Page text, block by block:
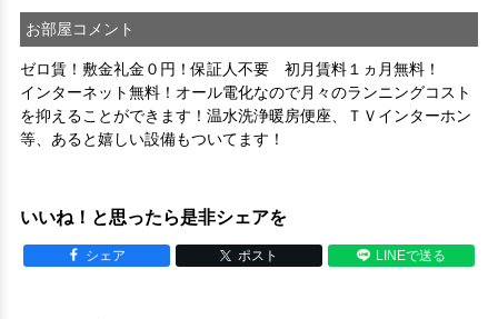
お部屋コメント
ゼロ賃！敷金礼金０円！保証人不要　初月賃料１ヵ月無料！
インターネット無料！オール電化なので月々のランニングコスト
を抑えることができます！温水洗浄暖房便座、ＴＶインターホン
等、あると嬉しい設備もついてます！
いいね！と思ったら是非シェアを
シェア ポスト LINEで送る